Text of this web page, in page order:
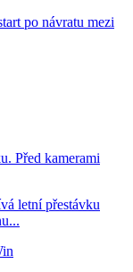
po návratu mezi
Před kamerami
letní přestávku